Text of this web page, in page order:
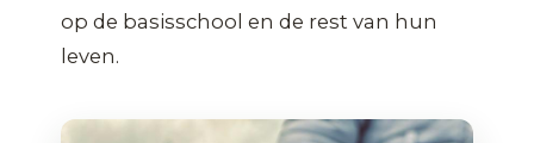
op de basisschool en de rest van hun
leven.